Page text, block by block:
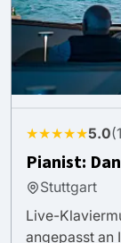
★★★★★5.0
Pianist:
Stuttgart
Live-
angepasst an